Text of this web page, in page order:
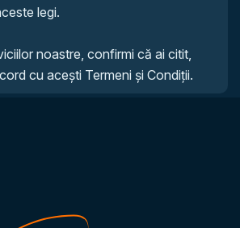
legi.
noastre, confirmi că ai citit,
cu acești Termeni și Condiții.